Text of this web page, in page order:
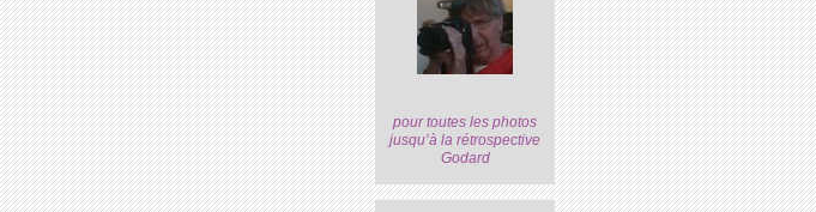
pour toutes les photos
jusqu’à la rétrospective
Godard